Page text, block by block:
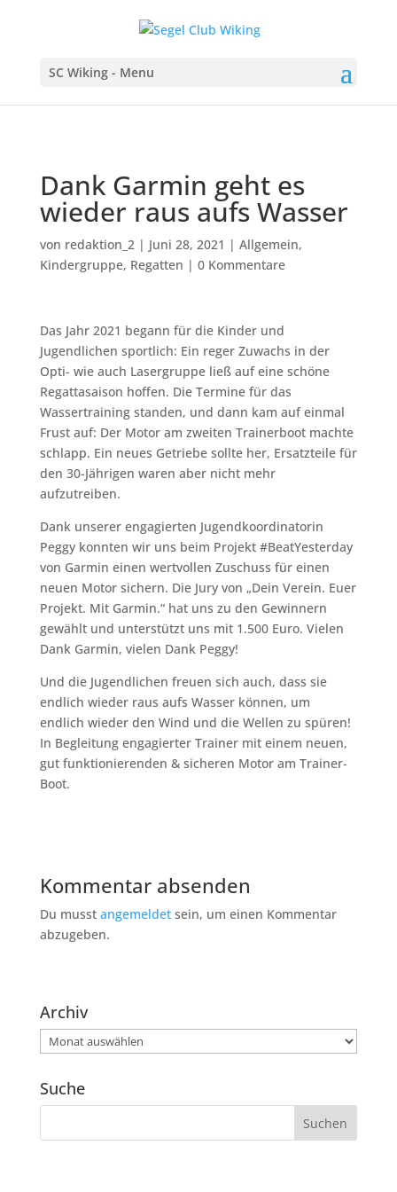
SC Wiking - Menu
Dank Garmin geht es
wieder raus aufs Wasser
von redaktion_2| Juni 28, 2021 | Allgemein,
Kindergruppe, Regatten | 0 Kommentare
Das Jahr 2021 begann für die Kinder und
Jugendlichen sportlich: Ein reger Zuwachs in der
Opti- wie auch Lasergruppe ließ auf eine schöne
Regattasaison hoffen. Die Termine für das
Wassertraining standen, und dann kam auf einmal
Frust auf: Der Motor am zweiten Trainerboot machte
schlapp. Ein neues Getriebe sollte her, Ersatzteile für
den 30-Jährigen waren aber nicht mehr
aufzutreiben.
Dank unserer engagierten Jugendkoordinatorin
Peggy konnten wir uns beim Projekt #BeatYesterday
von Garmin einen wertvollen Zuschuss für einen
neuen Motor sichern. Die Jury von „Dein Verein. Euer
Projekt. Mit Garmin.“ hat uns zu den Gewinnern
gewählt und unterstützt uns mit 1.500 Euro. Vielen
Dank Garmin, vielen Dank Peggy!
Und die Jugendlichen freuen sich auch, dass sie
endlich wieder raus aufs Wasser können, um
endlich wieder den Wind und die Wellen zu spüren!
In Begleitung engagierter Trainer mit einem neuen,
gut funktionierenden & sicheren Motor am Trainer-
Boot.
Kommentar absenden
Du musst angemeldetsein, um einen Kommentar
abzugeben.
Archiv
Archiv
Suche